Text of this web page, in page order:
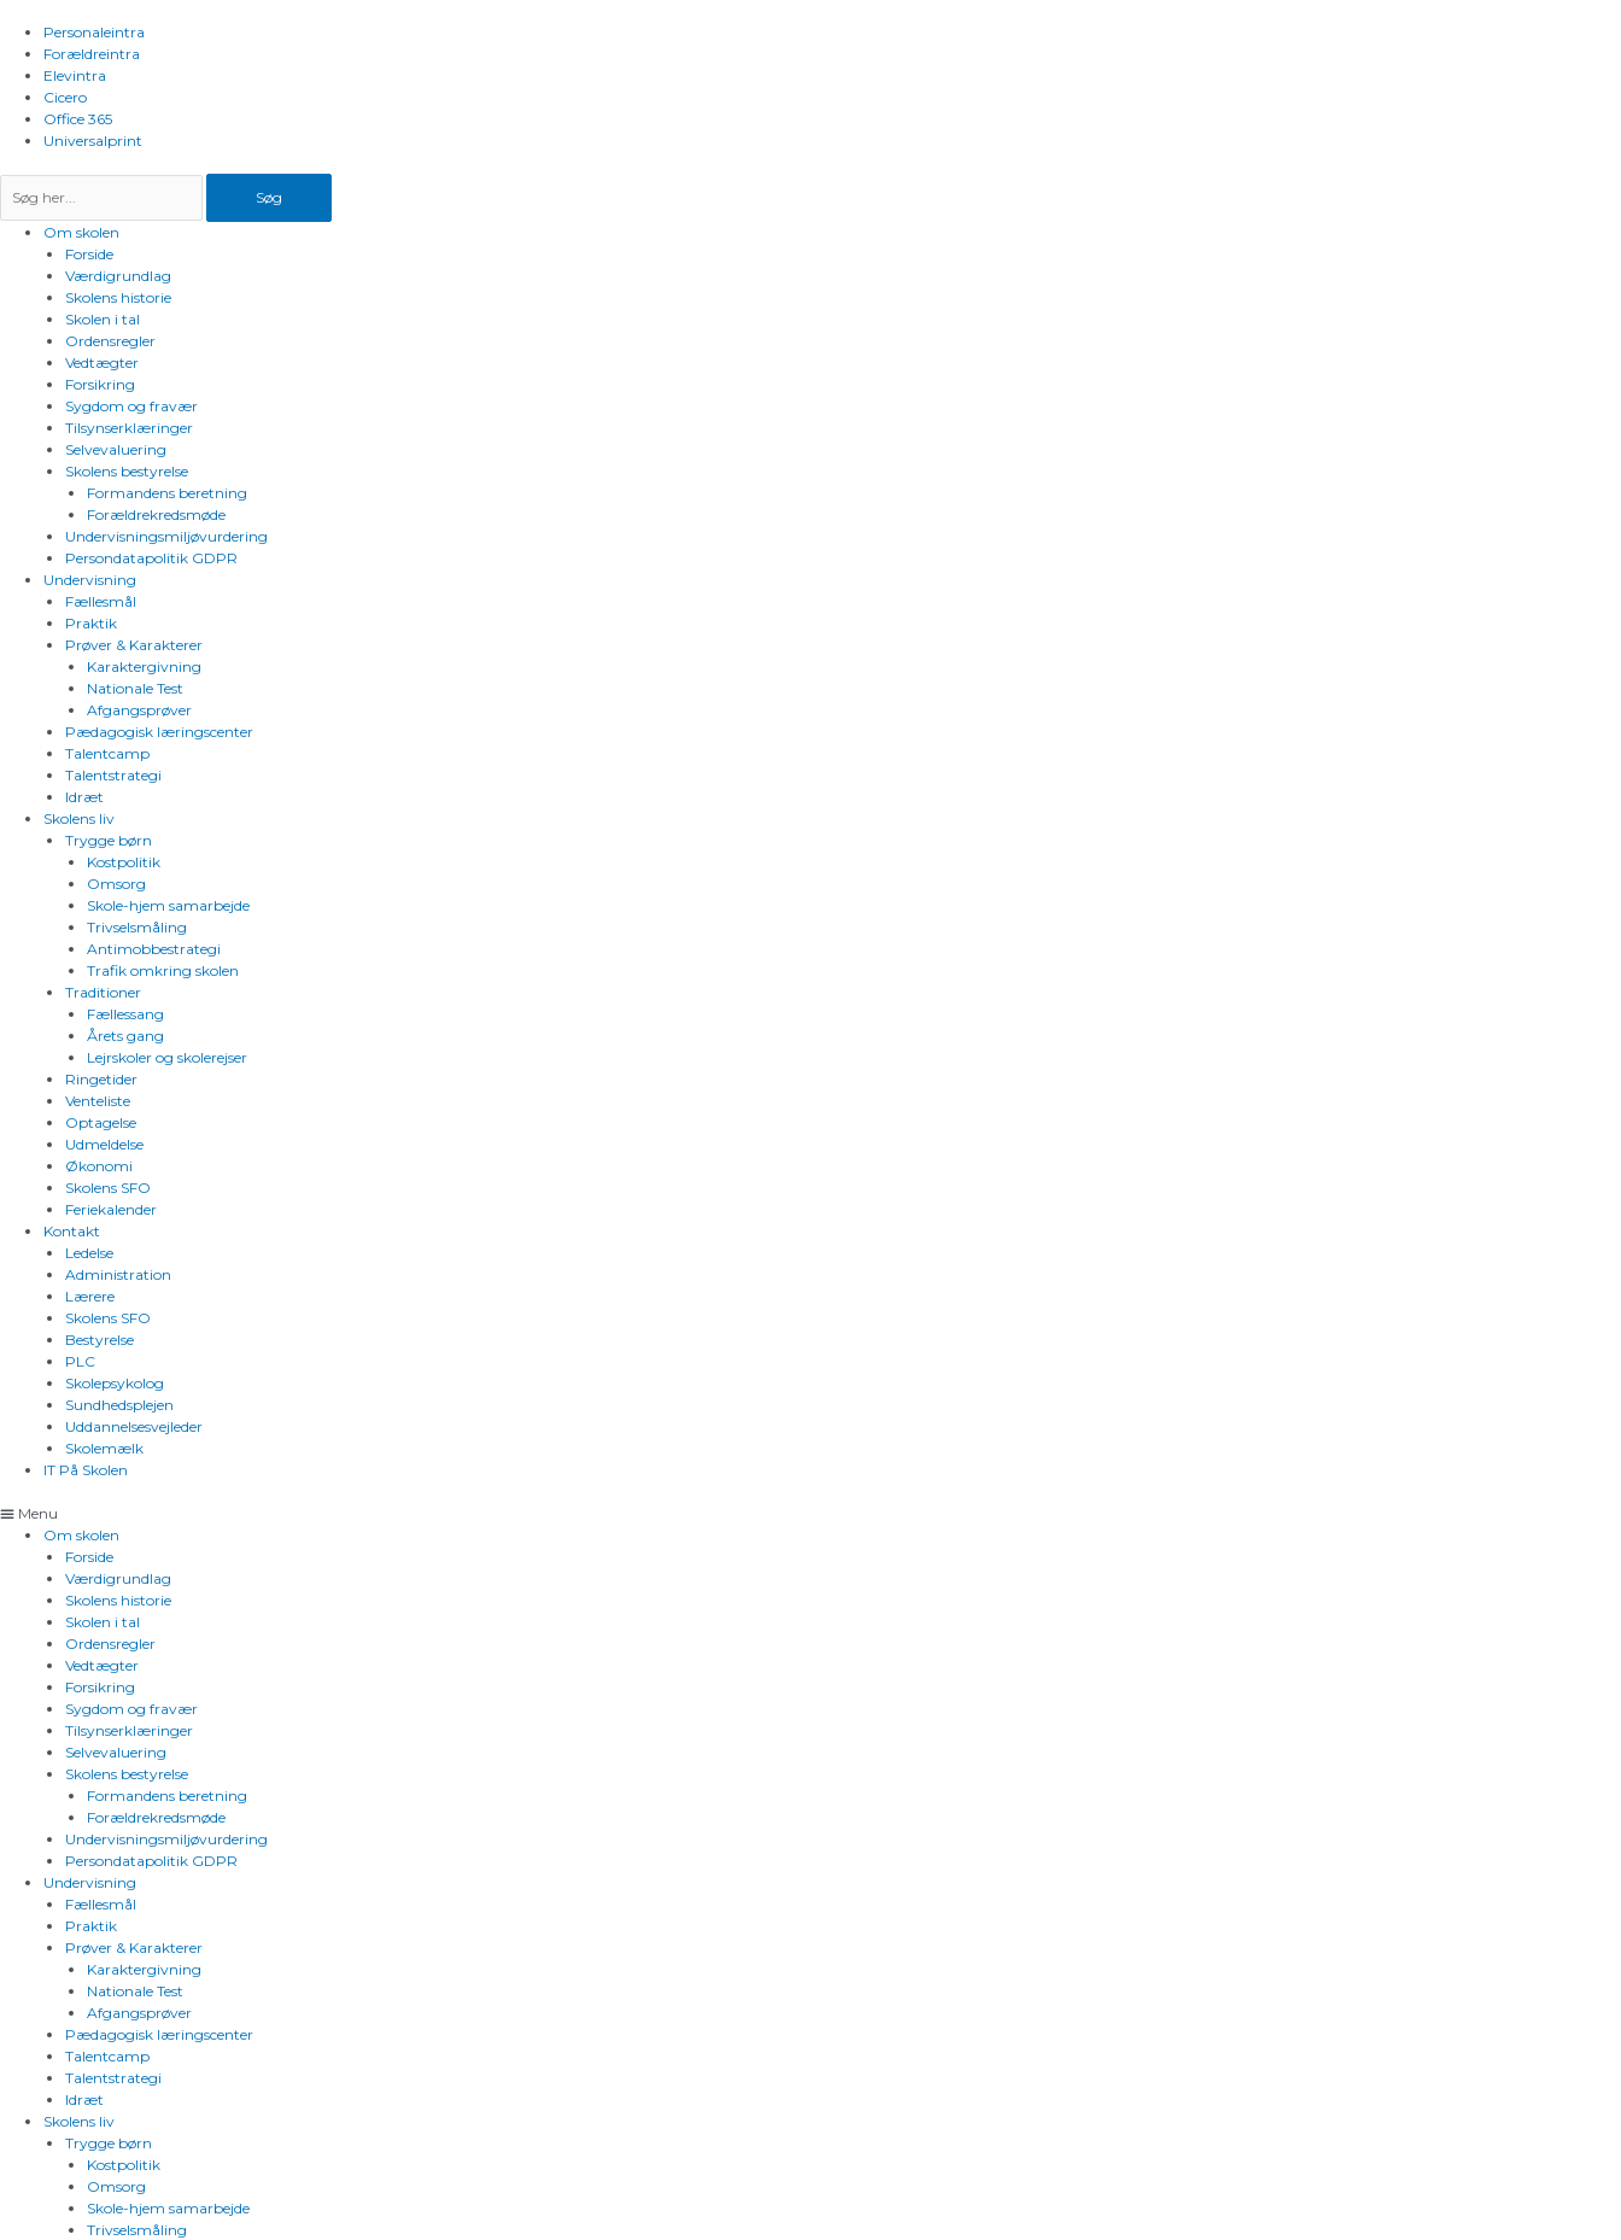
indholdet
Personaleintra
Forældreintra
Elevintra
Cicero
Office 365
Universalprint
Søg
Om skolen
Forside
Værdigrundlag
Skolens historie
Skolen i tal
Ordensregler
Vedtægter
Forsikring
Sygdom og fravær
Tilsynserklæringer
Selvevaluering
Skolens bestyrelse
Formandens beretning
Forældrekredsmøde
Undervisningsmiljøvurdering
Persondatapolitik GDPR
Undervisning
Fællesmål
Praktik
Prøver & Karakterer
Karaktergivning
Nationale Test
Afgangsprøver
Pædagogisk læringscenter
Talentcamp
Talentstrategi
Idræt
Skolens liv
Trygge børn
Kostpolitik
Omsorg
Skole-hjem samarbejde
Trivselsmåling
Antimobbestrategi
Trafik omkring skolen
Traditioner
Fællessang
Årets gang
Lejrskoler og skolerejser
Ringetider
Venteliste
Optagelse
Udmeldelse
Økonomi
Skolens SFO
Feriekalender
Kontakt
Ledelse
Administration
Lærere
Skolens SFO
Bestyrelse
PLC
Skolepsykolog
Sundhedsplejen
Uddannelsesvejleder
Skolemælk
IT På Skolen
Menu
Om skolen
Forside
Værdigrundlag
Skolens historie
Skolen i tal
Ordensregler
Vedtægter
Forsikring
Sygdom og fravær
Tilsynserklæringer
Selvevaluering
Skolens bestyrelse
Formandens beretning
Forældrekredsmøde
Undervisningsmiljøvurdering
Persondatapolitik GDPR
Undervisning
Fællesmål
Praktik
Prøver & Karakterer
Karaktergivning
Nationale Test
Afgangsprøver
Pædagogisk læringscenter
Talentcamp
Talentstrategi
Idræt
Skolens liv
Trygge børn
Kostpolitik
Omsorg
Skole-hjem samarbejde
Trivselsmåling